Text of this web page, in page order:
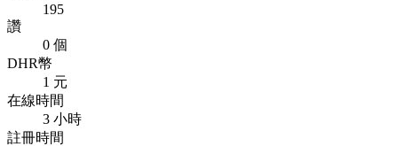
195
讚
0 個
DHR幣
1 元
在線時間
3 小時
註冊時間